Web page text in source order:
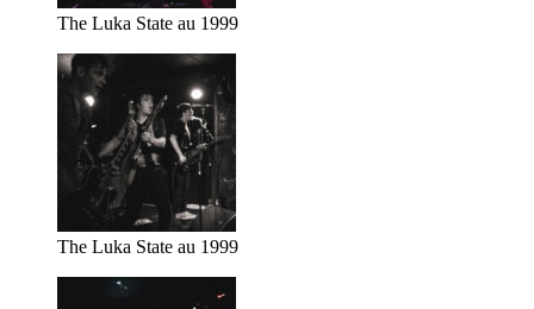
The Luka State au 1999
The Luka State au 1999